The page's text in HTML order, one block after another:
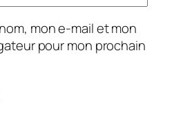
mon e-mail et mon
pour mon prochain